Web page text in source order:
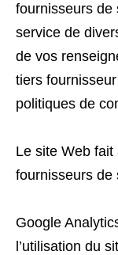
fournisseurs de
service de
de vos
tiers
politiques de
Le site Web
fournisseurs de
Google
l’utilisation du